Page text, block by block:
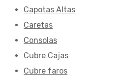
Capotas Altas
Caretas
Consolas
Cubre Cajas
Cubre faros